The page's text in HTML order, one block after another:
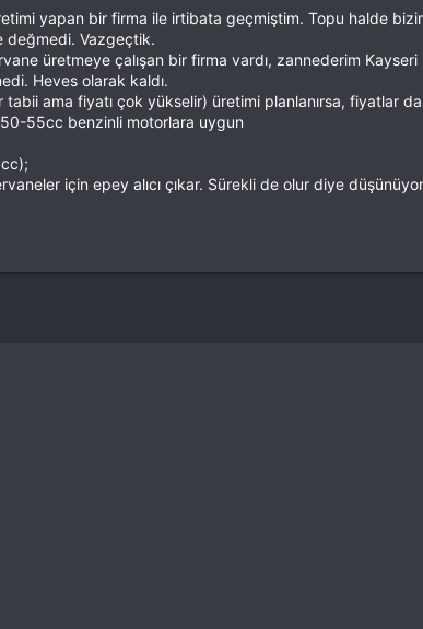
yapan bir firma ile irtibata geçmiştim. Topu halde
değmedi. Vazgeçtik.
üretmeye çalışan bir firma vardı, zannederim
Heves olarak kaldı.
ama fiyatı çok yükselir) üretimi planlanırsa, fiyatlar
55cc benzinli motorlara uygun
için epey alıcı çıkar. Sürekli de olur diye